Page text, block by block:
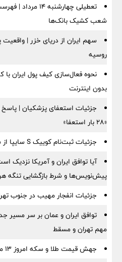
تعطیلی چهارشنبه
شعب کشیک بانک‌ها
سهم ایران از دریای خزر |
روسیه
بدون اینترنت
جزئیات استعفای پزشکیان |
«۲۸ بار استعفا»
جزئیات ثبت‌نام کوییک S سایپا از شنبه ۱۷ مرداد + جدول شرایط
آیا توافق ایران و آمریکا نزدیک
پیش‌نویس‌ها و شرط بازگشایی تنگه
جزئیات انفجار مهیب در جنوب
توافق ایران و عمان بر سر مسیر
مهم تهران و مسقط
جهش قیمت طلا و سکه امروز ۱۳ مرداد | طلای ۱۸ عیار چند شد؟